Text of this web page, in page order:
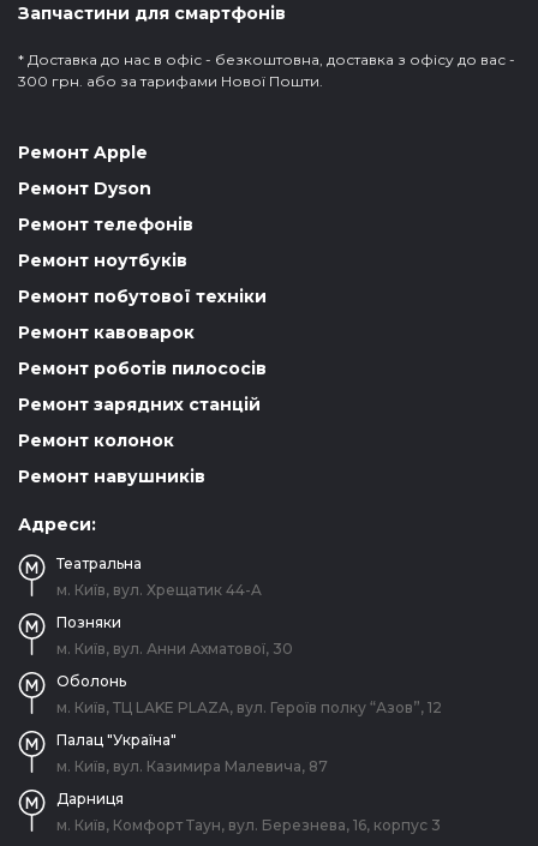
Запчастини для смартфонів
* Доставка до нас в офіс - безкоштовна, доставка з офісу до вас -
300 грн. або за тарифами Нової Пошти.
Ремонт Apple
Ремонт Dyson
Ремонт телефонів
Ремонт ноутбуків
Ремонт побутової техніки
Ремонт кавоварок
Ремонт роботів пилососів
Ремонт зарядних станцій
Ремонт колонок
Ремонт навушників
Адреси:
Театральна
м. Київ, вул. Хрещатик 44-A
Позняки
м. Київ, вул. Анни Ахматової, 30
Оболонь
м. Київ, ТЦ LAKE PLAZA, вул. Героїв полку “Азов”, 12
Палац "Україна"
м. Київ, вул. Казимира Малевича, 87
Дарниця
м. Київ, Комфорт Таун, вул. Березнева, 16, корпус 3